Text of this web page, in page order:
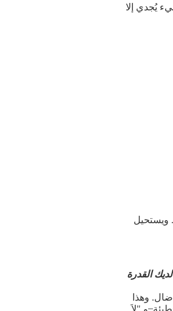
من الكتاب المقدس ، كل كلمة نصيحة ̶ "لِئَلاَّ يُؤْمِنُوا فَيَخْلُصُوا" (لوقا 8: 12). لا شيء يُجدي إلا
ويستحيل
القدرة
وهذا
و "لاَ